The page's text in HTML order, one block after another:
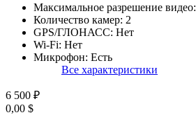
Максимальное разрешение видео:
Количество камер: 2
GPS/ГЛОНАСС: Нет
Wi-Fi: Нет
Микрофон: Есть
Все характеристики
6 500 ₽
0,00 $